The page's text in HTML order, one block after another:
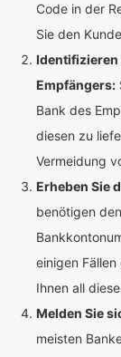
Code in der
Sie den
Identifizieren
Empfängers:
Bank des
diesen zu
Vermeidung
Erheben Sie
benötigen
einigen
Ihnen all
Melden Sie
meisten